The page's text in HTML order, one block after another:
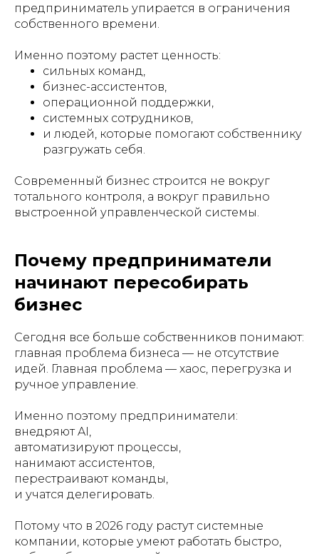
предприниматель упирается в ограничения
собственного времени.
Именно поэтому растет ценность:
сильных команд,
бизнес-ассистентов,
операционной поддержки,
системных сотрудников,
и людей, которые помогают собственнику
разгружать себя.
Современный бизнес строится не вокруг
тотального контроля, а вокруг правильно
выстроенной управленческой системы.
Почему предприниматели
начинают пересобирать
бизнес
Сегодня все больше собственников понимают:
главная проблема бизнеса — не отсутствие
идей. Главная проблема — хаос, перегрузка и
ручное управление.
Именно поэтому предприниматели:
внедряют AI,
автоматизируют процессы,
нанимают ассистентов,
перестраивают команды,
и учатся делегировать.
Потому что в 2026 году растут системные
компании, которые умеют работать быстро,